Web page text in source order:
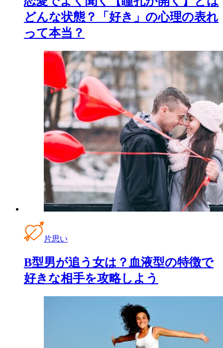
どんな状態？「好き」の心理の表れ
って本当？
片思い
B型男が追う女は？血液型の特徴で
好きな相手を攻略しよう